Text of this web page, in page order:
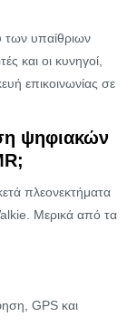
των υπαίθριων
και οι κυνηγοί,
επικοινωνίας σε
ψηφιακών
πλεονεκτήματα
Μερικά από τα
GPS και